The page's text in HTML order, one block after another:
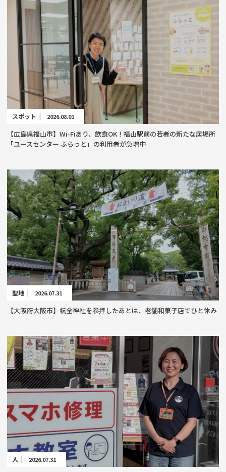
スポット | 2026.08.01
【広島県福山市】Wi-Fiあり、飲食OK！福山駅前の若者の新たな居場所
「ユースセンター ふらっと」の利用者が急増中
聖地 | 2026.07.31
【大阪府大阪市】杭全神社を参拝したあとは、老舗和菓子店でひと休み
人 | 2026.07.31